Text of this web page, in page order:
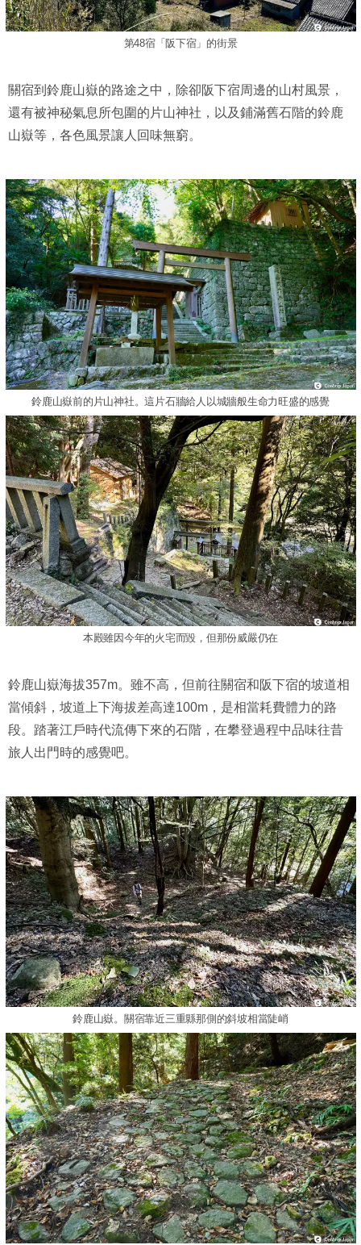
第48宿「阪下宿」的街景
關宿到鈴鹿山嶽的路途之中，除卻阪下宿周邊的山村風景，
還有被神秘氣息所包圍的片山神社，以及鋪滿舊石階的鈴鹿
山嶽等，各色風景讓人回味無窮。
鈴鹿山嶽前的片山神社。這片石牆給人以城牆般生命力旺盛的感覺
本殿雖因今年的火宅而毀，但那份威嚴仍在
鈴鹿山嶽海拔357m。雖不高，但前往關宿和阪下宿的坡道相
當傾斜，坡道上下海拔差高達100m，是相當耗費體力的路
段。踏著江戶時代流傳下來的石階，在攀登過程中品味往昔
旅人出門時的感覺吧。
鈴鹿山嶽。關宿靠近三重縣那側的斜坡相當陡峭